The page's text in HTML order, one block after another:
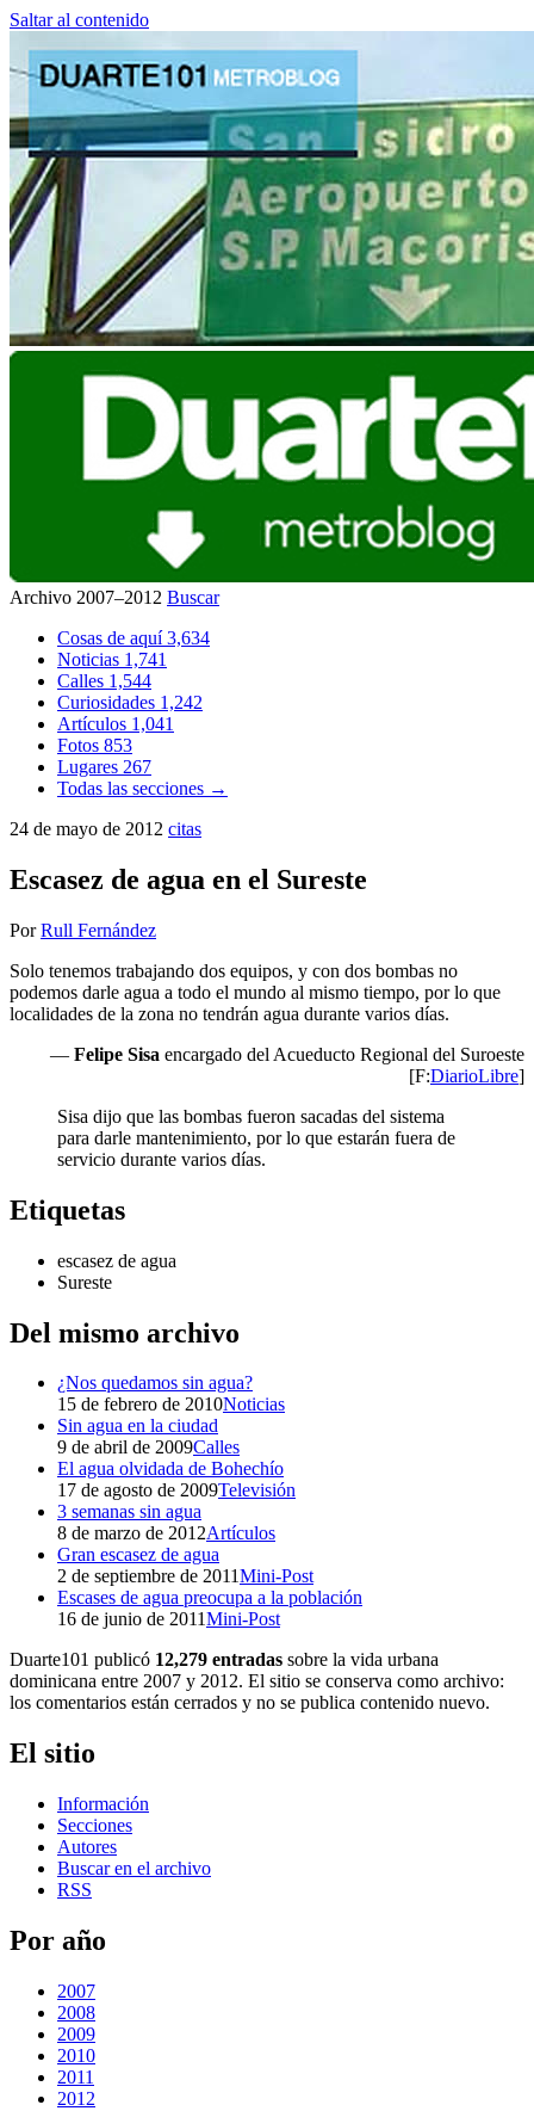
Saltar al contenido
Archivo 2007–2012 Buscar
Cosas de aquí3,634
Noticias 1,741
Calles 1,544
Curiosidades 1,242
Artículos 1,041
Fotos 853
Lugares 267
Todas las secciones →
24 de mayo de 2012 citas
Escasez de agua en el Sureste
PorRull Fernández
Solo tenemos trabajando dos equipos, y con dos bombas no
podemos darle agua a todo el mundo al mismo tiempo, por lo que
localidades de la zona no tendrán agua durante varios días.
— Felipe Sisa encargado del Acueducto Regional del Suroeste
[F:DiarioLibre]
Sisa dijo que las bombas fueron sacadas del sistema
para darle mantenimiento, por lo que estarán fuera de
servicio durante varios días.
Etiquetas
escasez de agua
Sureste
Del mismo archivo
¿Nos quedamos sin agua?
15 de febrero de 2010Noticias
Sin agua en la ciudad
9 de abril de 2009Calles
El agua olvidada de Bohechío
17 de agosto de 2009Televisión
3 semanas sin agua
8 de marzo de 2012Artículos
Gran escasez de agua
2 de septiembre de 2011Mini-Post
Escases de agua preocupa a la población
16 de junio de 2011Mini-Post
Duarte101 publicó 12,279 entradas sobre la vida urbana
dominicana entre 2007 y 2012. El sitio se conserva como archivo:
los comentarios están cerrados y no se publica contenido nuevo.
El sitio
Información
Secciones
Autores
Buscar en el archivo
RSS
Por año
2007
2008
2009
2010
2011
2012